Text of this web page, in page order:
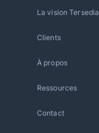
La vision Tersedia
Clients
À propos
Ressources
Contact